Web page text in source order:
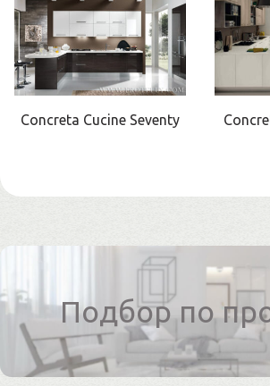
Concreta Cucine Seventy
Подбор по